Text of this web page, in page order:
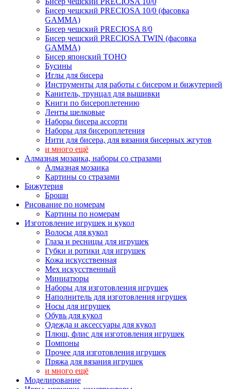
Бисер чешский PRECIOSA 10/0 (фасовка
GAMMA)
Бисер чешский PRECIOSA 8/0
Бисер чешский PRECIOSA TWIN (фасовка
GAMMA)
Бисер японский TOHO
Бусины
Иглы для бисера
Инструменты для работы с бисером и бижутерией
Канитель, трунцал для вышивки
Книги по бисероплетению
Ленты шелковые
Наборы бисера ассорти
Наборы для бисероплетения
Нити для бисера, для вязания бисерных жгутов
и много ещё
Алмазная мозаика, наборы со стразами
Алмазная мозаика
Картины co стразами
Бижутерия
Броши
Рисование по номерам
Картины по номерам
Изготовление игрушек и кукол
Волосы для кукол
Глаза и ресницы для игрушек
Губки и ротики для игрушек
Кожа искусственная
Мех искусственный
Миниатюры
Наборы для изготовления игрушек
Наполнитель для изготовления игрушек
Носы для игрушек
Обувь для кукол
Одежда и аксессуары для кукол
Плюш, флис для изготовления игрушек
Помпоны
Прочее для изготовления игрушек
Пряжа для вязания игрушек
и много ещё
Моделирование